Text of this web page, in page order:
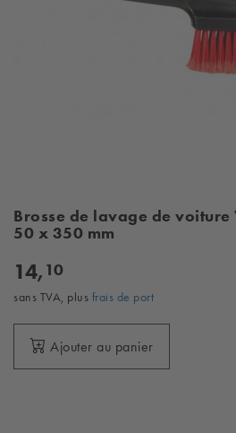
Brosse de lavage de voiture
50 x 350 mm
14, 10
sans TVA, plus frais de port
Ajouter au panier